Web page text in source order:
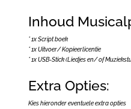
Inhoud
* 1x Script boek
* 1x Uitvoer/ Kopieerlicentie
* 1x USB-Stick (Liedjes en/ of
Extra Opties:
Kies hieronder eventuele extra opties